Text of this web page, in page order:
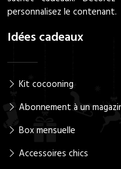
personnalisez le contenant.
Idées cadeaux
Kit cocooning
Abonnement à un
Box mensuelle
Accessoires chics